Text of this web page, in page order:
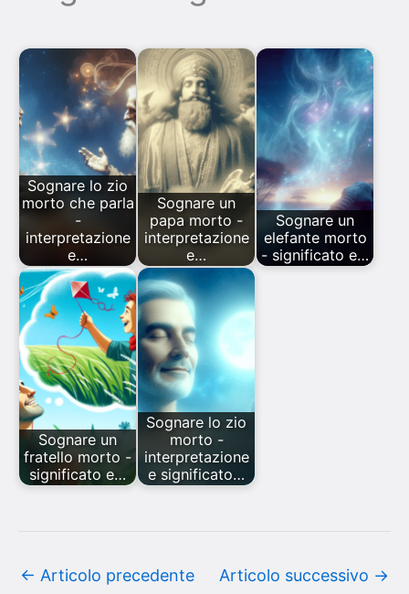
Sognare lo zio
morto che parla
-
interpretazione
e…
Sognare un
papa morto -
interpretazione
e…
Sognare un
elefante morto
- significato e…
Sognare un
fratello morto -
significato e…
Sognare lo zio
morto -
interpretazione
e significato…
← Articolo precedente Articolo successivo →